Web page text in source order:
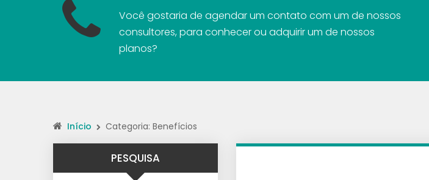
Você gostaria de agendar um contato com um de nossos
consultores, para conhecer ou adquirir um de nossos
planos?
Início Categoria: Benefícios
PESQUISA